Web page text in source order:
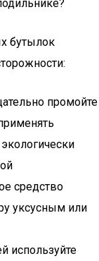
бутылок
промойте
средство
уксусным или
используйте